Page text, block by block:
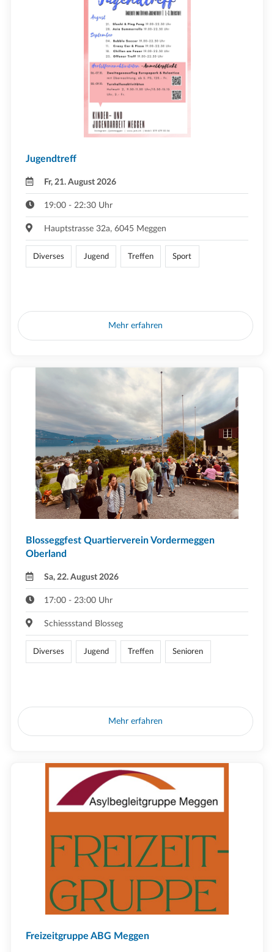
Jugendtreff
Fr, 21. August 2026
19:00 - 22:30 Uhr
Hauptstrasse 32a, 6045 Meggen
Diverses Jugend Treffen Sport
Mehr erfahren
Blosseggfest Quartierverein Vordermeggen
Oberland
Sa, 22. August 2026
17:00 - 23:00 Uhr
Schiessstand Blosseg
Diverses Jugend Treffen Senioren
Mehr erfahren
Freizeitgruppe ABG Meggen